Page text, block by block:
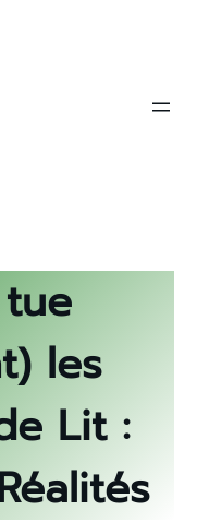
les
Lit :